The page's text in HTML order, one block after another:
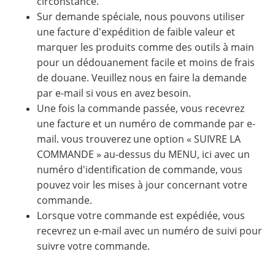
Sur demande spéciale, nous pouvons utiliser
une facture d'expédition de faible valeur et
marquer les produits comme des outils à main
pour un dédouanement facile et moins de frais
de douane. Veuillez nous en faire la demande
par e-mail si vous en avez besoin.
Une fois la commande passée, vous recevrez
une facture et un numéro de commande par e-
mail. vous trouverez une option « SUIVRE LA
COMMANDE » au-dessus du MENU, ici avec un
numéro d'identification de commande, vous
pouvez voir les mises à jour concernant votre
commande.
Lorsque votre commande est expédiée, vous
recevrez un e-mail avec un numéro de suivi pour
suivre votre commande.